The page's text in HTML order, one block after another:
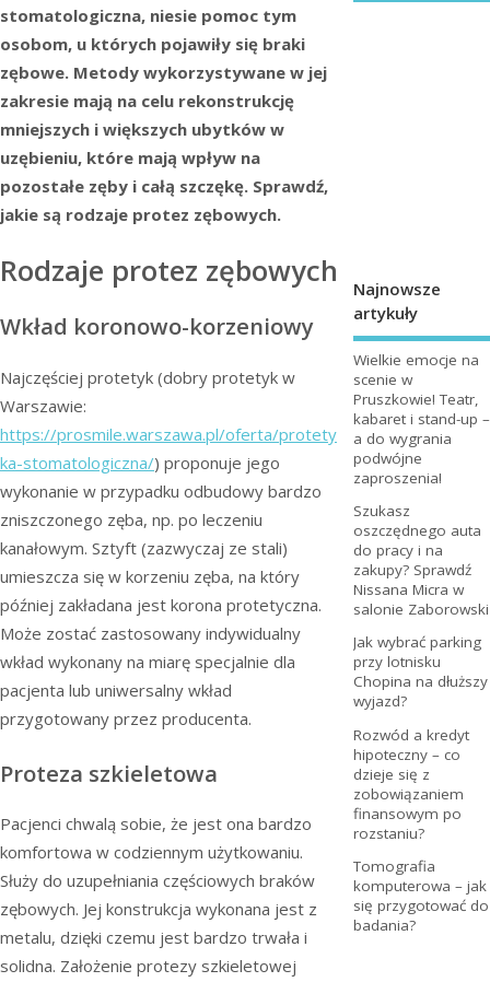
stomatologiczna, niesie pomoc tym
osobom, u których pojawiły się braki
zębowe. Metody wykorzystywane w jej
zakresie mają na celu rekonstrukcję
mniejszych i większych ubytków w
uzębieniu, które mają wpływ na
pozostałe zęby i całą szczękę. Sprawdź,
jakie są rodzaje protez zębowych.
Rodzaje protez zębowych
Wkład koronowo-korzeniowy
Najczęściej protetyk (dobry protetyk w
Warszawie:
https://prosmile.warszawa.pl/oferta/protety
ka-stomatologiczna/) proponuje jego
wykonanie w przypadku odbudowy bardzo
zniszczonego zęba, np. po leczeniu
kanałowym. Sztyft (zazwyczaj ze stali)
umieszcza się w korzeniu zęba, na który
później zakładana jest korona protetyczna.
Może zostać zastosowany indywidualny
wkład wykonany na miarę specjalnie dla
pacjenta lub uniwersalny wkład
przygotowany przez producenta.
Proteza szkieletowa
Pacjenci chwalą sobie, że jest ona bardzo
komfortowa w codziennym użytkowaniu.
Służy do uzupełniania częściowych braków
zębowych. Jej konstrukcja wykonana jest z
metalu, dzięki czemu jest bardzo trwała i
solidna. Założenie protezy szkieletowej
Najnowsze
artykuły
Wielkie emocje na
scenie w
Pruszkowie! Teatr,
kabaret i stand-up –
a do wygrania
podwójne
zaproszenia!
Szukasz
oszczędnego auta
do pracy i na
zakupy? Sprawdź
Nissana Micra w
salonie Zaborowski
Jak wybrać parking
przy lotnisku
Chopina na dłuższy
wyjazd?
Rozwód a kredyt
hipoteczny – co
dzieje się z
zobowiązaniem
finansowym po
rozstaniu?
Tomografia
komputerowa – jak
się przygotować do
badania?